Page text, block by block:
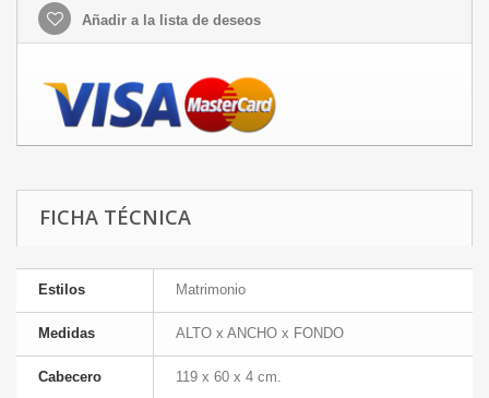
Añadir a la lista de deseos
FICHA TÉCNICA
Estilos Matrimonio
Medidas ALTO x ANCHO x FONDO
Cabecero 119 x 60 x 4 cm.